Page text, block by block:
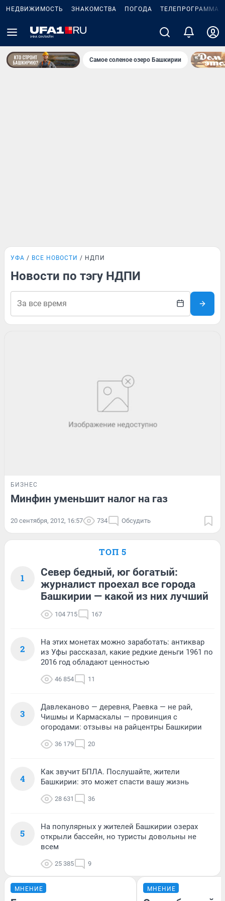
НЕДВИЖИМОСТЬ ЗНАКОМСТВА ПОГОДА ТЕЛЕПРОГРАММА
Самое соленое озеро Башкирии
УФА ВСЕ НОВОСТИ НДПИ
Новости по тэгу НДПИ
БИЗНЕС
Минфин уменьшит налог на газ
20 сентября, 2012, 16:57 734 Обсудить
ТОП 5
1
Север бедный, юг богатый:
журналист проехал все города
Башкирии — какой из них лучший
104 715 167
2
На этих монетах можно заработать: антиквар
из Уфы рассказал, какие редкие деньги 1961 по
2016 год обладают ценностью
46 854 11
3
Давлеканово — деревня, Раевка — не рай,
Чишмы и Кармаскалы — провинция с
огородами: отзывы на райцентры Башкирии
36 179 20
4
Как звучит БПЛА. Послушайте, жители
Башкирии: это может спасти вашу жизнь
28 631 36
5
На популярных у жителей Башкирии озерах
открыли бассейн, но туристы довольны не
всем
25 385 9
МНЕНИЕ МНЕНИЕ